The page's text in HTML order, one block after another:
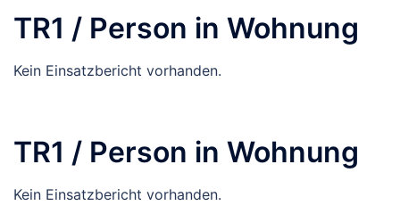
TR1 / Person in Wohnung
Kein Einsatzbericht vorhanden.
TR1 / Person in Wohnung
Kein Einsatzbericht vorhanden.